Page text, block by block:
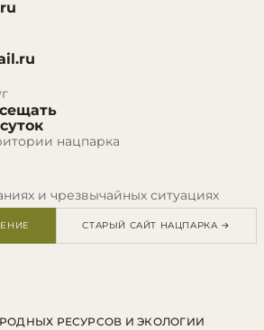
нацпарка
и чрезвычайных ситуациях
СТАРЫЙ САЙТ НАЦПАРКА →
РЕСУРСОВ И ЭКОЛОГИИ